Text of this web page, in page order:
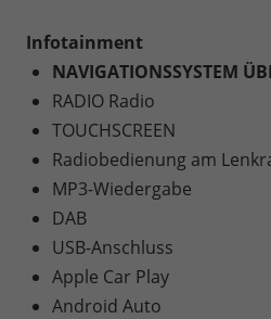
Infotainment
NAVIGATIONSSYSTEM
RADIO Radio
TOUCHSCREEN
Radiobedienung am
MP3-Wiedergabe
DAB
USB-Anschluss
Apple Car Play
Android Auto